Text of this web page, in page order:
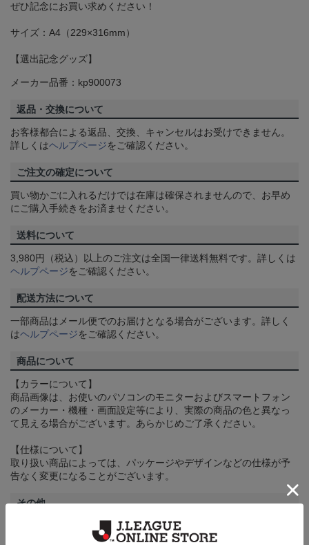
ぜひ記念にお買い求めください！
サイズ：A4（229×316mm）
【選出記念グッズ】
メーカー品番：kp900073
返品・交換について
お客様都合による返品、交換、キャンセルはお受けできません。
詳しくはヘルプページをご確認ください。
ご注文の確定について
買い物かごに入れるだけでは在庫は確保されませんので、お早め
にご購入手続きをお済ませください。
送料について
3,980円（税込）以上のご注文は全国一律送料無料です。詳しくは
ヘルプページをご確認ください。
配送方法について
一部商品はメール便でのお届けとなる場合がございます。詳しく
はヘルプページをご確認ください。
商品について
【カラーについて】
商品画像は、お使いのパソコンのモニターおよびスマートフォン
のメーカー・機種・画面設定等により、実際の商品の色と異なっ
て見える場合がございます。あらかじめご了承ください。
【仕様について】
取り扱い商品によっては、パッケージやデザインなどの仕様が予
告なく変更になることがございます。
その他